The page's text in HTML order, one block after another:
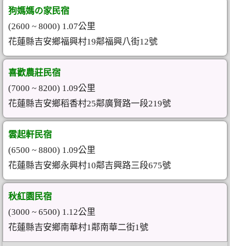
狗媽媽の家民宿
(2600 ~ 8000) 1.07公里
花蓮縣吉安鄉福興村19鄰福興八街12號
喜歡農莊民宿
(7000 ~ 8200) 1.09公里
花蓮縣吉安鄉稻香村25鄰廣賢路一段219號
雲起軒民宿
(6500 ~ 8800) 1.09公里
花蓮縣吉安鄉永興村10鄰吉興路三段675號
秋紅園民宿
(3000 ~ 6500) 1.12公里
花蓮縣吉安鄉南華村1鄰南華二街1號